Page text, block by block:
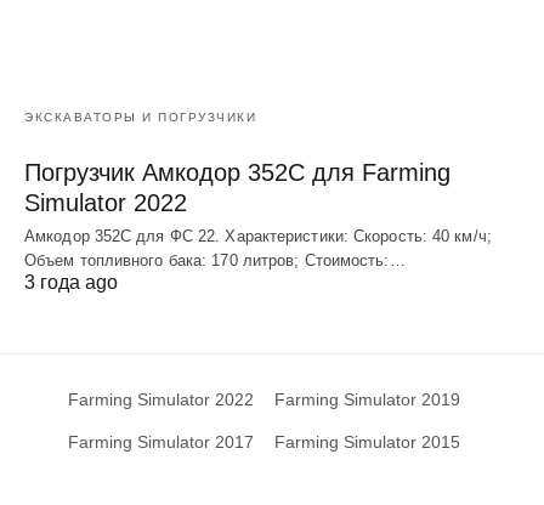
ЭКСКАВАТОРЫ И ПОГРУЗЧИКИ
Погрузчик Амкодор 352С для Farming
Simulator 2022
Амкодор 352С для ФС 22. Характеристики: Скорость: 40 км/ч;
Объем топливного бака: 170 литров; Стоимость:…
3 года ago
Farming Simulator 2022 Farming Simulator 2019
Farming Simulator 2017 Farming Simulator 2015